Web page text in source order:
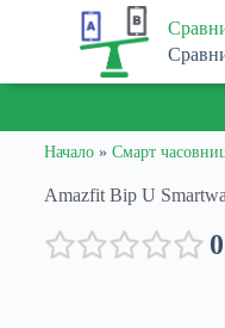
p
o
Начало » Смарт
Amazfit Bip U